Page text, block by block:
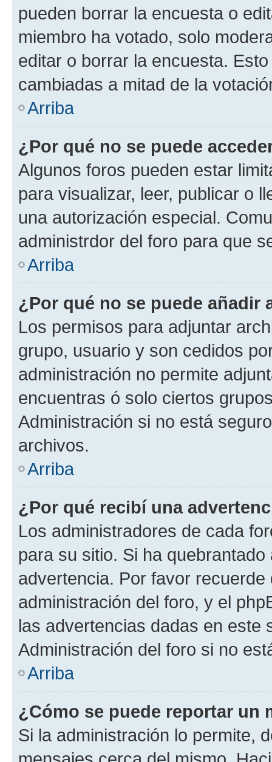
pueden borrar la encuesta o
miembro ha votado, solo
editar o borrar la encuesta.
cambiadas a mitad de la
Arriba
¿Por qué no se puede
Algunos foros pueden estar
para visualizar, leer, publicar o
una autorización especial.
administrdor del foro para que
Arriba
¿Por qué no se puede añadir
Los permisos para adjuntar
grupo, usuario y son cedidos
administración no permite
encuentras ó solo ciertos
Administración si no está
archivos.
Arriba
¿Por qué recibí una
Los administradores de cada
para su sitio. Si ha
advertencia. Por favor
administración del foro, y el
las advertencias dadas en este
Administración del foro si no
Arriba
¿Cómo se puede reportar un
Si la administración lo permite,